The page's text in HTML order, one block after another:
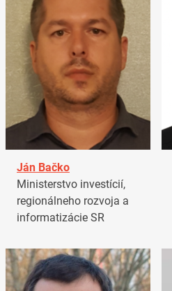
Ján Bačko
Ministerstvo investícií,
regionálneho rozvoja a
informatizácie SR